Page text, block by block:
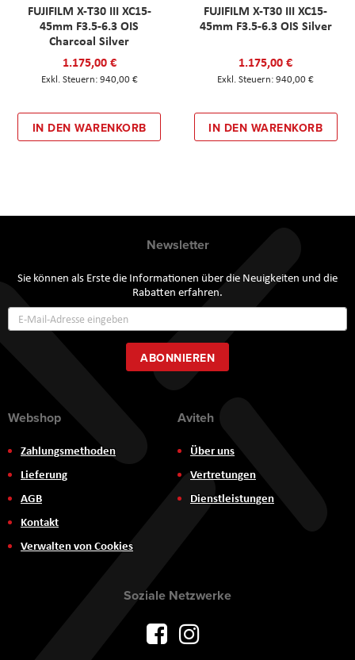
FUJIFILM X-T30 III XC15-
45mm F3.5-6.3 OIS
Charcoal Silver
1.175,00 €
940,00 €
IN DEN WARENKORB
FUJIFILM X-T30 III XC15-
45mm F3.5-6.3 OIS Silver
1.175,00 €
940,00 €
IN DEN WARENKORB
Newsletter
Sie können als Erste die Informationen über die Neuigkeiten und die
Rabatten erfahren.
zum
Newsletter:
ABONNIEREN
Webshop
Zahlungsmethoden
Lieferung
AGB
Kontakt
Verwalten von Cookies
Aviteh
Über uns
Vertretungen
Dienstleistungen
Soziale Netzwerke